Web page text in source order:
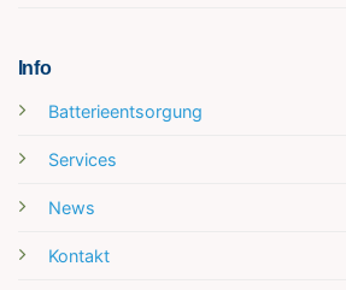
Info
Batterieentsorgung
Services
News
Kontakt